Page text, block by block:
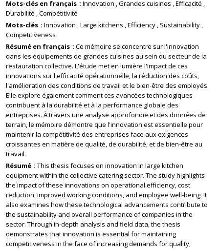
Mots-clés en français
Innovation Grandes cuisines Efficacité
Durabilité Compétitivité
Mots-clés
Innovation Large kitchens Efficiency Sustainability
Competitiveness
Résumé en français
Ce mémoire se concentre sur l'innovation
dans les équipements de grandes cuisines au sein du secteur de la
restauration collective. L'étude met en lumière l'impact de ces
innovations sur l'efficacité opérationnelle, la réduction des coûts,
l'amélioration des conditions de travail et le bien-être des employés.
Elle explore également comment ces avancées technologiques
contribuent à la durabilité et à la performance globale des
entreprises. À travers une analyse approfondie et des données de
terrain, le mémoire démontre que l'innovation est essentielle pour
maintenir la compétitivité des entreprises face aux exigences
croissantes en matière de qualité, de durabilité, et de bien-être au
travail.
Résumé
This thesis focuses on innovation in large kitchen
equipment within the collective catering sector. The study highlights
the impact of these innovations on operational efficiency, cost
reduction, improved working conditions, and employee well-being. It
also examines how these technological advancements contribute to
the sustainability and overall performance of companies in the
sector. Through in-depth analysis and field data, the thesis
demonstrates that innovation is essential for maintaining
competitiveness in the face of increasing demands for quality,